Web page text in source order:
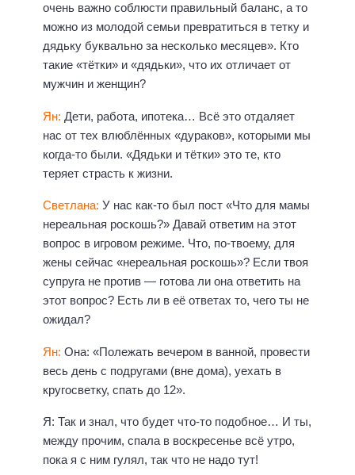
очень важно соблюсти правильный баланс, а то
можно из молодой семьи превратиться в тетку и
дядьку буквально за несколько месяцев». Кто
такие «тётки» и «дядьки», что их отличает от
мужчин и женщин?
Ян: Дети, работа, ипотека… Всё это отдаляет
нас от тех влюблённых «дураков», которыми мы
когда-то были. «Дядьки и тётки» это те, кто
теряет страсть к жизни.
Светлана: У нас как-то был пост «Что для мамы
нереальная роскошь?» Давай ответим на этот
вопрос в игровом режиме. Что, по-твоему, для
жены сейчас «нереальная роскошь»? Если твоя
супруга не против — готова ли она ответить на
этот вопрос? Есть ли в её ответах то, чего ты не
ожидал?
Ян: Она: «Полежать вечером в ванной, провести
весь день с подругами (вне дома), уехать в
кругосветку, спать до 12».
Я: Так и знал, что будет что-то подобное… И ты,
между прочим, спала в воскресенье всё утро,
пока я с ним гулял, так что не надо тут!